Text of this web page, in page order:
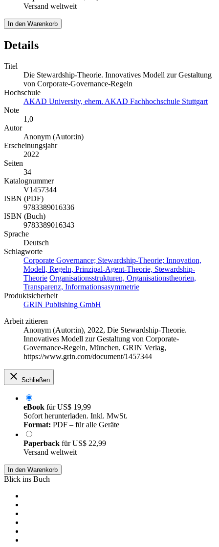
Versand weltweit
In den Warenkorb
Details
Titel
Die Stewardship-Theorie. Innovatives Modell zur Gestaltung
von Corporate-Governance-Regeln
Hochschule
AKAD University, ehem. AKAD Fachhochschule Stuttgart
Note
1,0
Autor
Anonym (Autor:in)
Erscheinungsjahr
2022
Seiten
34
Katalognummer
V1457344
ISBN (PDF)
9783389016336
ISBN (Buch)
9783389016343
Sprache
Deutsch
Schlagworte
Corporate Governance; Stewardship-Theorie; Innovation,
Modell, Regeln, Prinzipal-Agent-Theorie, Stewardship-
Theorie Organisationsstrukturen, Organisationstheorien,
Transparenz, Informationsasymmetrie
Produktsicherheit
GRIN Publishing GmbH
Arbeit zitieren
Anonym (Autor:in), 2022, Die Stewardship-Theorie.
Innovatives Modell zur Gestaltung von Corporate-
Governance-Regeln, München, GRIN Verlag,
https://www.grin.com/document/1457344
Schließen
eBook fürUS$ 19,99
Sofort herunterladen. Inkl. MwSt.
Format: PDF – für alle Geräte
Paperback fürUS$ 22,99
Versand weltweit
In den Warenkorb
Blick ins Buch